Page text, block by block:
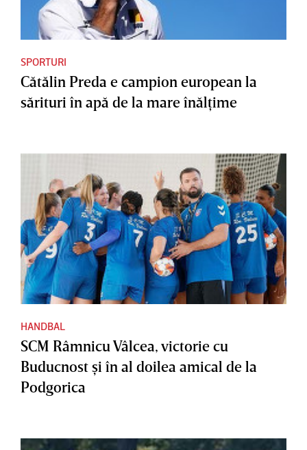
SPORTURI
Cătălin Preda e campion european la
sărituri în apă de la mare înălţime
HANDBAL
SCM Râmnicu Vâlcea, victorie cu
Buducnost şi în al doilea amical de la
Podgorica